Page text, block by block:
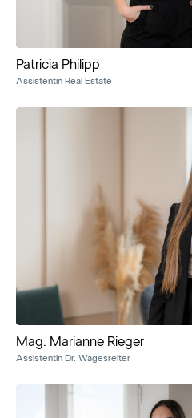
Patricia Philipp
Assistentin Real Estate
Mag. Marianne Rieger
Assistentin Dr. Wagesreiter